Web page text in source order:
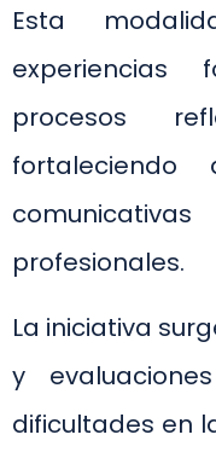
Esta
experiencias
procesos
profesionales.
La iniciativa
y
dificultades en